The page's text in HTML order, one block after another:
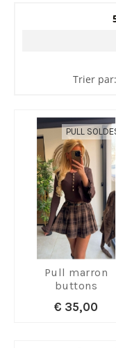
Trier par:
PULL
Pull marron
buttons
€ 35,00